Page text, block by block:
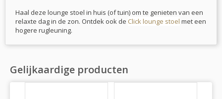
Haal deze lounge stoel in huis (of tuin) om te genieten van een
relaxte dag in de zon. Ontdek ook de Click lounge stoel met een
hogere rugleuning.
Gelijkaardige producten